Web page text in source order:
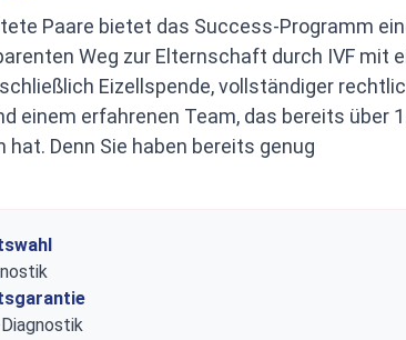
Paare bietet das Success-Programm
Weg zur Elternschaft durch IVF mit
Eizellspende, vollständiger
einem erfahrenen Team, das bereits über
hat. Denn Sie haben bereits genug